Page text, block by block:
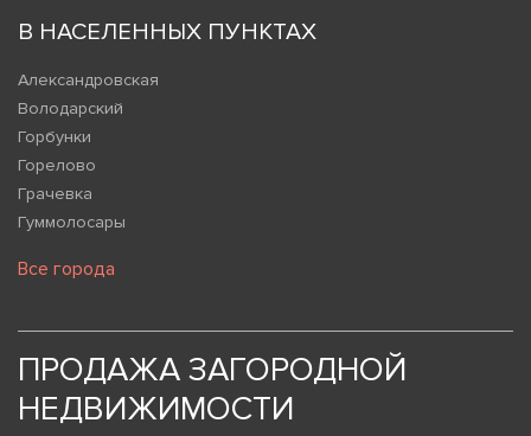
В НАСЕЛЕННЫХ ПУНКТАХ
Александровская
Володарский
Горбунки
Горелово
Грачевка
Гуммолосары
Все города
ПРОДАЖА ЗАГОРОДНОЙ
НЕДВИЖИМОСТИ